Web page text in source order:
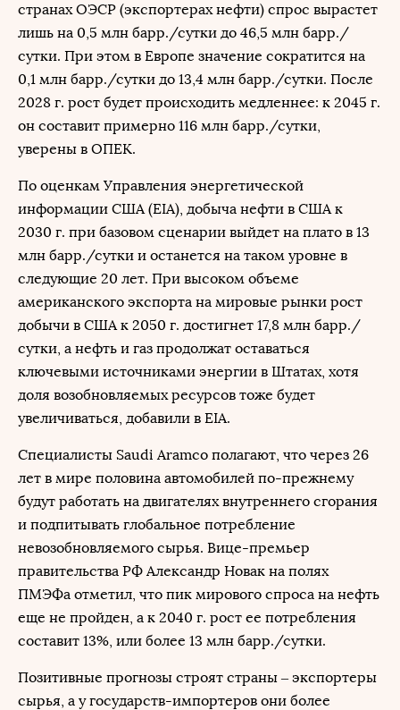
странах ОЭСР (экспортерах нефти) спрос вырастет
лишь на 0,5 млн барр./сутки до 46,5 млн барр./
сутки. При этом в Европе значение сократится на
0,1 млн барр./сутки до 13,4 млн барр./сутки. После
2028 г. рост будет происходить медленнее: к 2045 г.
он составит примерно 116 млн барр./сутки,
уверены в ОПЕК.
По оценкам Управления энергетической
информации США (EIA), добыча нефти в США к
2030 г. при базовом сценарии выйдет на плато в 13
млн барр./сутки и останется на таком уровне в
следующие 20 лет. При высоком объеме
американского экспорта на мировые рынки рост
добычи в США к 2050 г. достигнет 17,8 млн барр./
сутки, а нефть и газ продолжат оставаться
ключевыми источниками энергии в Штатах, хотя
доля возобновляемых ресурсов тоже будет
увеличиваться, добавили в EIA.
Специалисты Saudi Aramco полагают, что через 26
лет в мире половина автомобилей по-прежнему
будут работать на двигателях внутреннего сгорания
и подпитывать глобальное потребление
невозобновляемого сырья. Вице-премьер
правительства РФ Александр Новак на полях
ПМЭФа отметил, что пик мирового спроса на нефть
еще не пройден, а к 2040 г. рост ее потребления
составит 13%, или более 13 млн барр./сутки.
Позитивные прогнозы строят страны – экспортеры
сырья, а у государств-импортеров они более